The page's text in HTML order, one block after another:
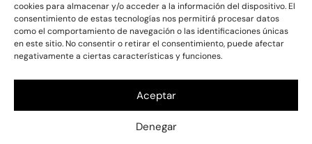
cookies para almacenar y/o acceder a la información del dispositivo. El
consentimiento de estas tecnologías nos permitirá procesar datos
como el comportamiento de navegación o las identificaciones únicas
en este sitio. No consentir o retirar el consentimiento, puede afectar
negativamente a ciertas características y funciones.
Aceptar
Denegar
Escoge tu talla
4 años 6 años 8 años
10 años
Añadir al carrito
PROYECTO SUBVENCIONADO
ESTA
PÁGINA WEB HA SIDO DESARROLLADA
EN EL MARCO DEL PROGRAMA GRAN
CANARIA ME GUSTA (GCMC), UNA
CANARIA – CONSEJERÍA DE INDUSTRIA,
COMERCIO Y ARTESANÍA – PARA EL
MARCA LOCAL. EJERCICIO 2025.